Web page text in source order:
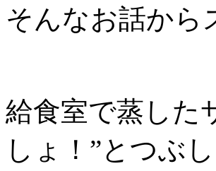
そんなお話か
給食室で蒸した
しょ！”とつぶし